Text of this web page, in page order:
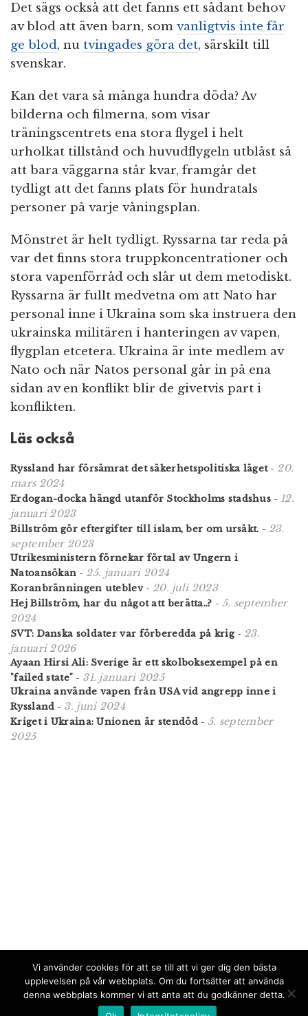
Det sägs också att det fanns ett sådant behov
av blod att även barn, som vanligtvis inte får
ge blod, nu tvingades göra det, särskilt till
svenskar.
Kan det vara så många hundra döda? Av
bilderna och filmerna, som visar
träningscentrets ena stora flygel i helt
urholkat tillstånd och huvudflygeln utblåst så
att bara väggarna står kvar, framgår det
tydligt att det fanns plats för hundratals
personer på varje våningsplan.
Mönstret är helt tydligt. Ryssarna tar reda på
var det finns stora truppkoncentrationer och
stora vapenförråd och slår ut dem metodiskt.
Ryssarna är fullt medvetna om att Nato har
personal inne i Ukraina som ska instruera den
ukrainska militären i hanteringen av vapen,
flygplan etcetera. Ukraina är inte medlem av
Nato och när Natos personal går in på ena
sidan av en konflikt blir de givetvis part i
konflikten.
Läs också
Ryssland har försämrat det säkerhetspolitiska läget- 20.
mars 2024
Erdogan-docka hängd utanför Stockholms stadshus - 12.
januari 2023
Billström gör eftergifter till islam, ber om ursäkt. - 23.
september 2023
Utrikesministern förnekar förtal av Ungern i
Natoansökan - 25. januari 2024
Koranbränningen uteblev- 20. juli 2023
Hej Billström, har du något att berätta..? - 5. september
2024
SVT: Danska soldater var förberedda på krig- 23.
januari 2026
Ayaan Hirsi Ali: Sverige är ett skolboksexempel på en
"failed state" - 31. januari 2025
Ukraina använde vapen från USA vid angrepp inne i
Ryssland - 3. juni 2024
Kriget i Ukraina: Unionen är stendöd- 5. september
2025
Vi använder cookies för att se till att vi ger dig den bästa
upplevelsen på vår webbplats. Om du fortsätter att använda
denna webbplats kommer vi att anta att du godkänner detta.